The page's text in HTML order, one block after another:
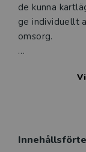
de kunna
ge individuellt
omsorg.